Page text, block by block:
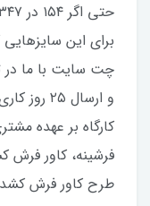
برای این
چت سایت با ما در
و ارسال
کارگاه بر عهده
فرشینه، کاور فرش
طرح کاور فرش